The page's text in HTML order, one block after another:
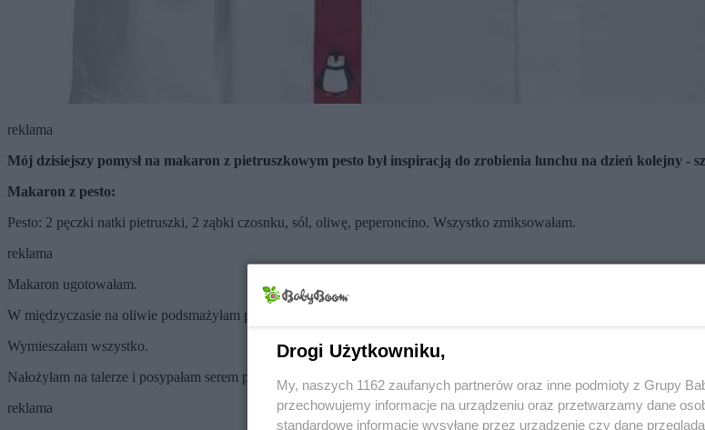
reklama
Mój dzisiejszy pomysł na makaron z pietruszkowym pesto był inspiracją do zrobienia lunchu na dzień kolejny -
Makaron z pesto:
Pesto: 2 pęczki natki pietruszki, 2 ząbki czosnku, sól, oliwę, peperoncino. Wszystko zmiksowałam.
reklama
Makaron ugotowałam.
W międzyczasie na oliwie podsmażyłam pokrojony czosnek (4 ząbki), wrzuciłam moje pesto, do tego ugotowany
Wymieszałam wszystko.
Nałożyłam na talerze i posypałam serem pecorino.
reklama
Drogi Użytkowniku,
My, naszych 1162 zaufanych partnerów oraz inne podmioty z Grupy
przechowujemy informacje na urządzeniu oraz przetwarzamy dane
standardowe informacje wysyłane przez urządzenie czy dane